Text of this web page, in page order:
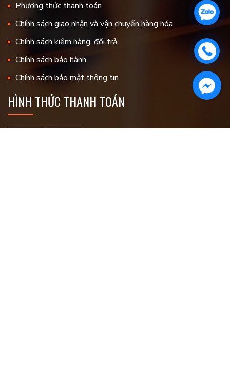
Phương thức thanh toán
Chính sách giao nhận và vận chuyển hàng hóa
Chính sách kiểm hàng, đổi trả
Chính sách bảo hành
Chính sách bảo mật thông tin
HÌNH THỨC THANH TOÁN